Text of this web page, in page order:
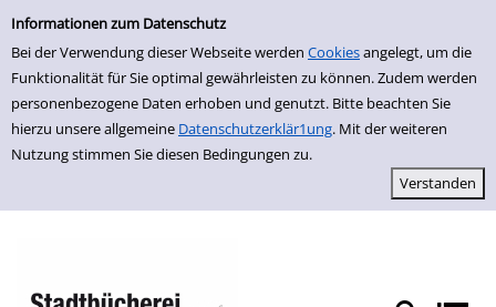
Einfache Suche
Informationen zum Datenschutz
Bei der Verwendung dieser Webseite werden Cookiesangelegt, um die
Funktionalität für Sie optimal gewährleisten zu können. Zudem werden
personenbezogene Daten erhoben und genutzt. Bitte beachten Sie
hierzu unsere allgemeine Datenschutzerklär1ung. Mit der weiteren
Nutzung stimmen Sie diesen Bedingungen zu.
zur Navigation springen
zum Inhalt springen
Zur Detailanzeige springen